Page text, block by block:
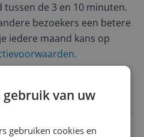
de 3 en 10 minuten.
bezoekers een betere
iedere maand kans op
8
6
van uw
gebruiken cookies en